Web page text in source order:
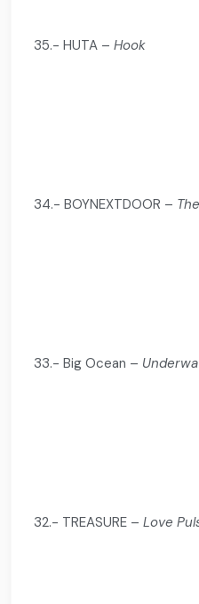
35.- HUTA –Hook
34.- BOYNEXTDOOR –
33.- Big Ocean –
32.- TREASURE –Love